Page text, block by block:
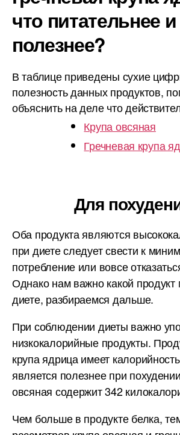
что питательнее и
полезнее?
В таблице приведены сухие
полезность данных продуктов,
объяснить на деле что
Крупа овсяная
Гречневая крупа
Для
Оба продукта являются
при диете следует свести к
потребление или вовсе
Однако нам важно какой продукт
диете, разбираемся дальше.
При соблюдении диеты важно
низкокалорийные продукты.
крупа ядрица имеет
является полезнее при
овсяная содержит 342
Чем больше в продукте белка,